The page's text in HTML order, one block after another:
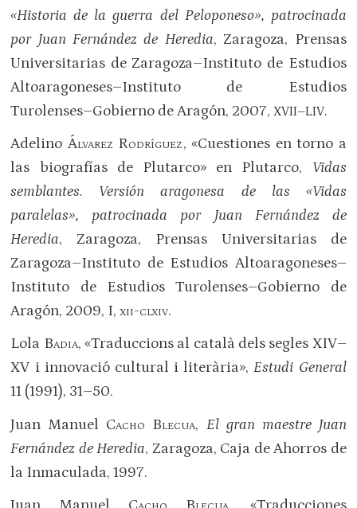
«Historia de la guerra del Peloponeso», patrocinada
por Juan Fernández de Heredia, Zaragoza, Prensas
Universitarias de Zaragoza–Instituto de Estudios
Altoaragoneses–Instituto de Estudios
Turolenses–Gobierno de Aragón, 2007, XVII–LIV.
Adelino Álvarez Rodríguez, «Cuestiones en torno a
las biografías de Plutarco» en Plutarco, Vidas
semblantes. Versión aragonesa de las «Vidas
paralelas», patrocinada por Juan Fernández de
Heredia, Zaragoza, Prensas Universitarias de
Zaragoza–Instituto de Estudios Altoaragoneses–
Instituto de Estudios Turolenses–Gobierno de
Aragón, 2009, I,xii-clxiv.
Lola Badia, «Traduccions al català dels segles XIV–
XV i innovació cultural i literària»,Estudi General
11 (1991), 31–50.
Juan Manuel Cacho Blecua, El gran maestre Juan
Fernández de Heredia, Zaragoza, Caja de Ahorros de
la Inmaculada, 1997.